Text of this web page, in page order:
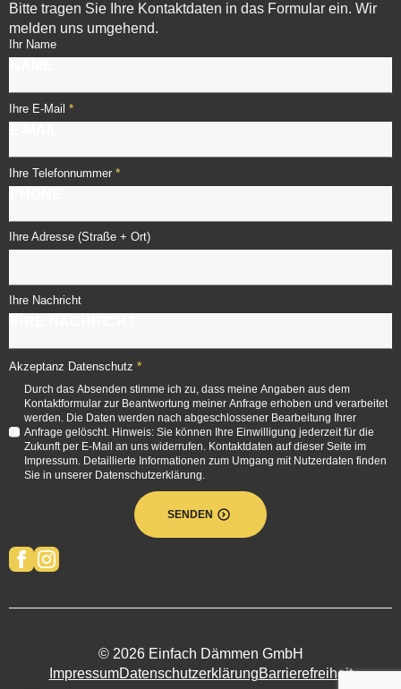
Bitte tragen Sie Ihre Kontaktdaten in das Formular ein. Wir
melden uns umgehend.
Ihr Name
Ihre E-Mail *
Ihre Telefonnummer *
Ihre Adresse (Straße + Ort)
Ihre Nachricht
Akzeptanz Datenschutz *
Durch das Absenden stimme ich zu, dass meine Angaben aus dem
Kontaktformular zur Beantwortung meiner Anfrage erhoben und verarbeitet
werden. Die Daten werden nach abgeschlossener Bearbeitung Ihrer
Anfrage gelöscht. Hinweis: Sie können Ihre Einwilligung jederzeit für die
Zukunft per E-Mail an uns widerrufen. Kontaktdaten auf dieser Seite im
Impressum. Detaillierte Informationen zum Umgang mit Nutzerdaten finden
Sie in unserer Datenschutzerklärung.
SENDEN
© 2026 Einfach Dämmen GmbH
ImpressumDatenschutzerklärungBarrierefreiheit